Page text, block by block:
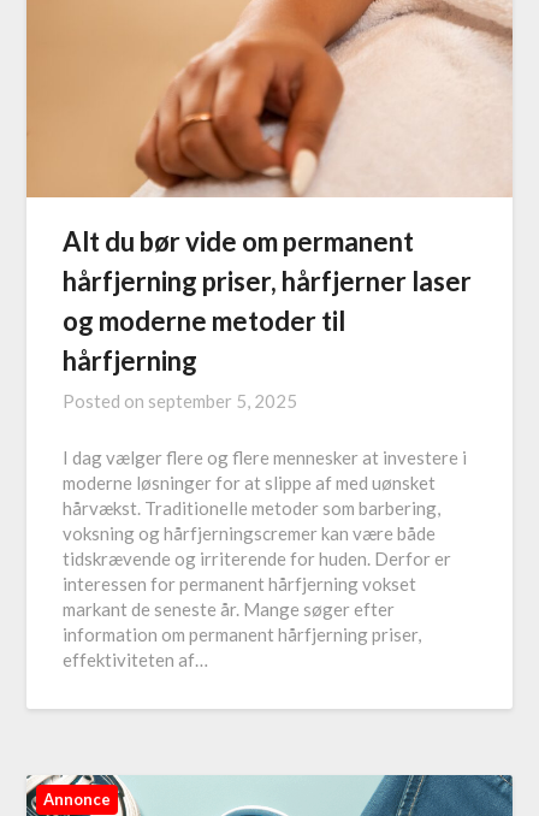
Alt du bør vide om permanent
hårfjerning priser, hårfjerner laser
og moderne metoder til
hårfjerning
Posted on september 5, 2025
I dag vælger flere og flere mennesker at investere i
moderne løsninger for at slippe af med uønsket
hårvækst. Traditionelle metoder som barbering,
voksning og hårfjerningscremer kan være både
tidskrævende og irriterende for huden. Derfor er
interessen for permanent hårfjerning vokset
markant de seneste år. Mange søger efter
information om permanent hårfjerning priser,
effektiviteten af…
Annonce